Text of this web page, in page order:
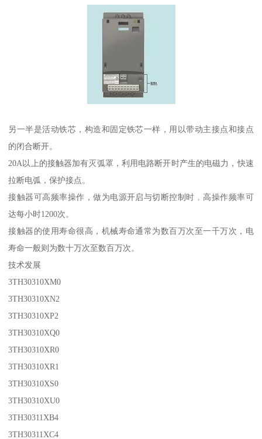
另一半是活动铁芯，构造和固定铁芯一样，用以带动主接点和接点
的闭合断开。
20A以上的接触器加有灭弧罩，利用电路断开时产生的电磁力，快速
拉断电弧，保护接点。
接触器可高频率操作，做为电源开启与切断控制时﹐高操作频率可
达每小时1200次。
接触器的使用寿命很高，机械寿命通常为数百万次至一千万次，电
寿命一般则为数十万次至数百万次。
技术发展
3TH30310XM0
3TH30310XN2
3TH30310XP2
3TH30310XQ0
3TH30310XR0
3TH30310XR1
3TH30310XS0
3TH30310XU0
3TH30311XB4
3TH30311XC4